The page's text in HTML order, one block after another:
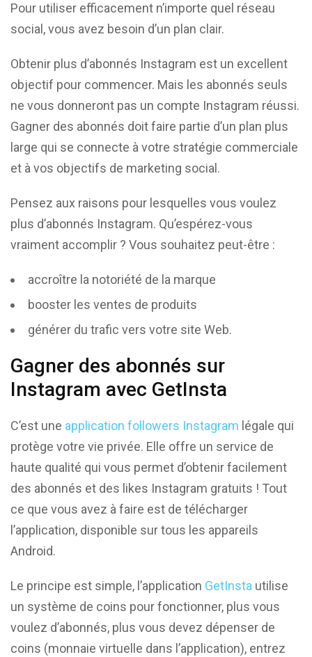
Pour utiliser efficacement n’importe quel réseau
social, vous avez besoin d’un plan clair.
Obtenir plus d’abonnés Instagram est un excellent
objectif pour commencer. Mais les abonnés seuls
ne vous donneront pas un compte Instagram réussi.
Gagner des abonnés doit faire partie d’un plan plus
large qui se connecte à votre stratégie commerciale
et à vos objectifs de marketing social.
Pensez aux raisons pour lesquelles vous voulez
plus d’abonnés Instagram. Qu’espérez-vous
vraiment accomplir ? Vous souhaitez peut-être :
accroître la notoriété de la marque
booster les ventes de produits
générer du trafic vers votre site Web.
Gagner des abonnés sur
Instagram avec GetInsta
C’est une application followers Instagram légale qui
protège votre vie privée. Elle offre un service de
haute qualité qui vous permet d’obtenir facilement
des abonnés et des likes Instagram gratuits ! Tout
ce que vous avez à faire est de télécharger
l’application, disponible sur tous les appareils
Android.
Le principe est simple, l’application GetInsta utilise
un système de coins pour fonctionner, plus vous
voulez d’abonnés, plus vous devez dépenser de
coins (monnaie virtuelle dans l’application), entrez